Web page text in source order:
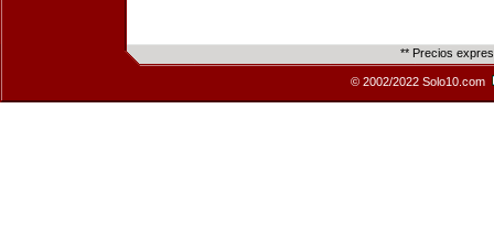
** Precios
© 2002/2022 Solo10.com